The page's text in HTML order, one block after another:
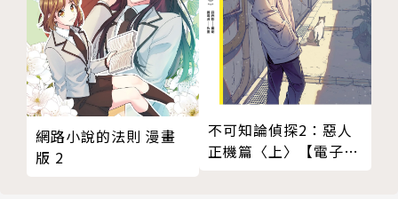
網路小說的法則 漫畫
版 2
不可知論偵探2：惡人
正機篇〈上〉【電子特